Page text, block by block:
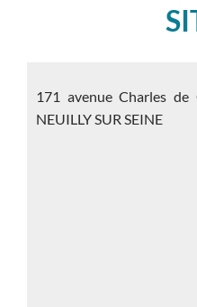
171 avenue Charles
NEUILLY SUR SEINE